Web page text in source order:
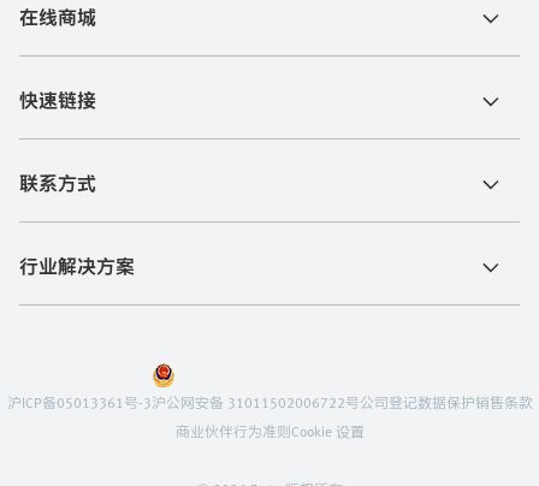
在线商城
快速链接
联系方式
行业解决方案
沪ICP备05013361号-3沪公网安备 31011502006722号公司登记数据保护销售条款
商业伙伴行为准则Cookie 设置